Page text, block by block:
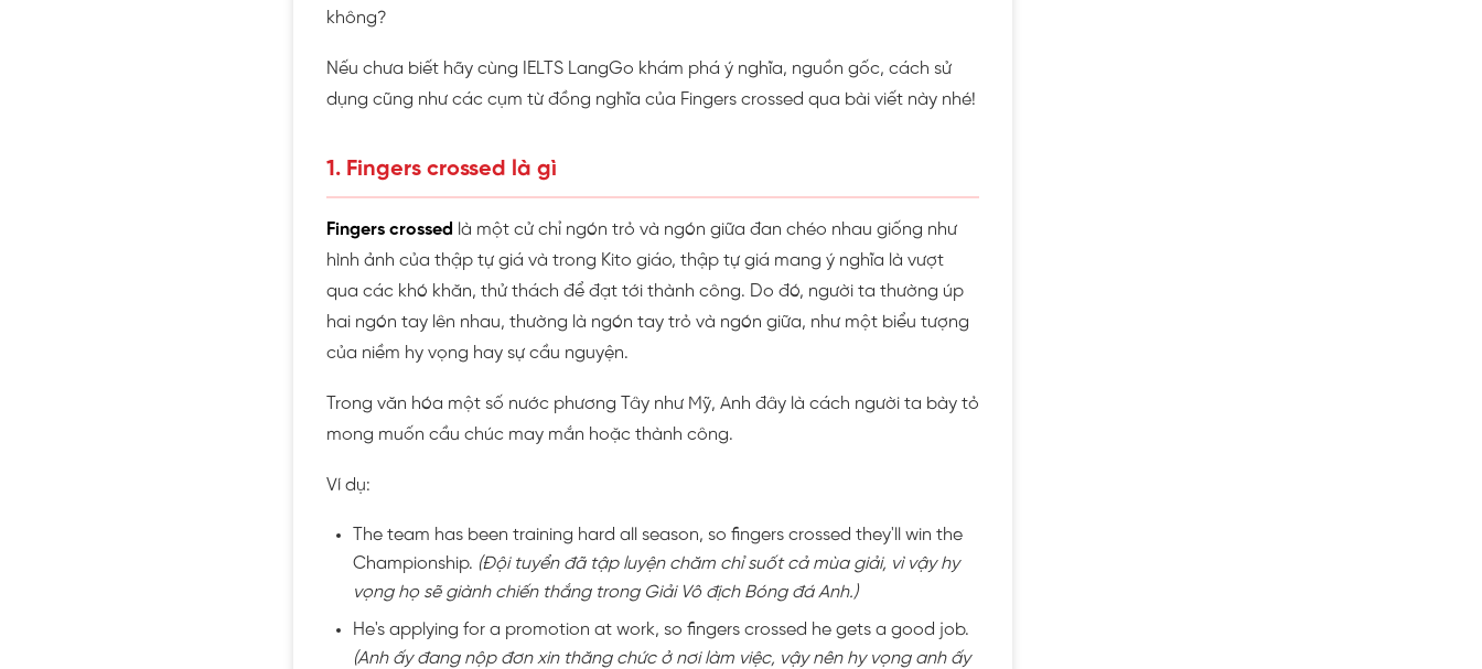
không?
Nếu chưa biết hãy cùng IELTS LangGo khám phá ý nghĩa, nguồn gốc, cách sử
dụng cũng như các cụm từ đồng nghĩa của Fingers crossed qua bài viết này nhé!
1. Fingers crossed là gì
Fingers crossed là một cử chỉ ngón trỏ và ngón giữa đan chéo nhau giống như
hình ảnh của thập tự giá và trong Kito giáo, thập tự giá mang ý nghĩa là vượt
qua các khó khăn, thử thách để đạt tới thành công. Do đó, người ta thường úp
hai ngón tay lên nhau, thường là ngón tay trỏ và ngón giữa, như một biểu tượng
của niềm hy vọng hay sự cầu nguyện.
Trong văn hóa một số nước phương Tây như Mỹ, Anh đây là cách người ta bày tỏ
mong muốn cầu chúc may mắn hoặc thành công.
Ví dụ:
The team has been training hard all season, so fingers crossed they'll win the
Championship. (Đội tuyển đã tập luyện chăm chỉ suốt cả mùa giải, vì vậy hy
vọng họ sẽ giành chiến thắng trong Giải Vô địch Bóng đá Anh.)
He's applying for a promotion at work, so fingers crossed he gets a good job.
(Anh ấy đang nộp đơn xin thăng chức ở nơi làm việc, vậy nên hy vọng anh ấy